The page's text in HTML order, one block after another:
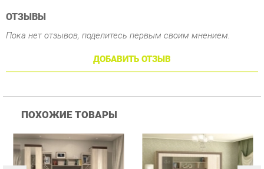
Купить
Гостиная Стиль
Атлантида-2 Венге-дуб
Белфорд
Гостиная Витра